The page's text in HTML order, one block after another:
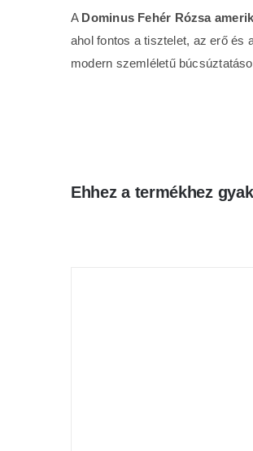
A Dominus Fehér Rózsa
ahol fontos a tisztelet, az erő és
modern szemléletű
Ehhez a termékhez